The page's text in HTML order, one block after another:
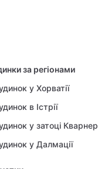
за регіонами
у Хорватії
в Істрії
у затоці Кварнер
у Далмації